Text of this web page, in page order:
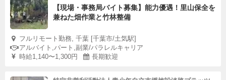
【現場・事務局バイト募集】能力優遇！里山保全を
兼ねた畑作業と竹林整備
フルリモート勤務, 千葉 [千葉市/土気駅]
アルバイト,パート,副業/パラレルキャリア
時給1,140〜1,300円
長期歓迎